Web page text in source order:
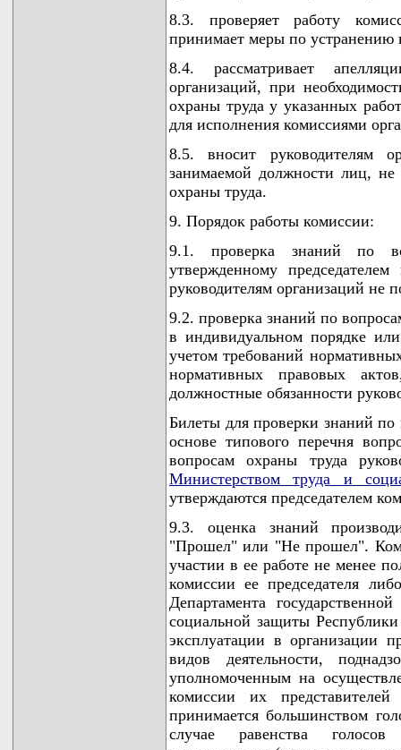
8.3. проверяет работу
принимает меры по устранению
8.4. рассматривает
организаций, при
охраны труда у указанных
для исполнения комиссиями
8.5. вносит руководителям
занимаемой должности лиц,
охраны труда.
9. Порядок работы комиссии:
9.1. проверка знаний по
утвержденному
руководителям организаций не
9.2. проверка знаний по
в индивидуальном порядке
учетом требований
нормативных правовых
должностные обязанности
Билеты для проверки знаний по
основе типового перечня
вопросам охраны труда
Министерством труда и
утверждаются председателем
9.3. оценка знаний
"Прошел" или "Не прошел".
участии в ее работе не менее
комиссии ее председателя
Департамента
социальной защиты
эксплуатации в организации
видов деятельности,
уполномоченным на
комиссии их
принимается большинством
случае равенства голосов